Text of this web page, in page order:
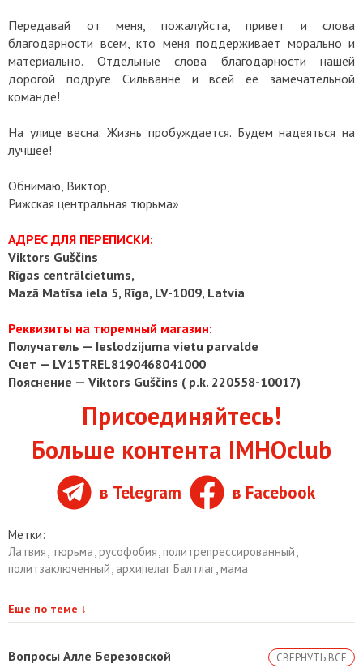
Передавай от меня, пожалуйста, привет и слова
благодарности всем, кто меня поддерживает морально и
материально. Отдельные слова благодарности нашей
дорогой подруге Сильванне и всей ее замечательной
команде!
На улице весна. Жизнь пробуждается. Будем надеяться на
лучшее!
Обнимаю, Виктор,
Рижская центральная тюрьма»
АДРЕС ДЛЯ ПЕРЕПИСКИ:
Viktors Guščins
Rīgas centrālcietums,
Mazā Matīsa iela 5, Rīga, LV-1009, Latvia
Реквизиты на тюремный магазин:
Получатель — Ieslodzijuma vietu parvalde
Счет — LV15TREL8190468041000
Пояснение — Viktors Guščins ( p.k. 220558-10017)
Присоединяйтесь!
Больше контента IMHOclub
в Telegram в Facebook
Метки:
Латвия, тюрьма,русофобия,политрепрессированный,
политзаключенный, архипелаг Балтлаг,мама
Еще по теме ↓
Вопросы Алле Березовской СВЕРНУТЬ ВСЕ